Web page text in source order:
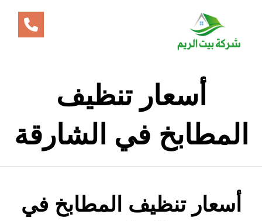
أسعار تنظيف
المطابخ في الشارقة
أسعار تنظيف المطابخ في